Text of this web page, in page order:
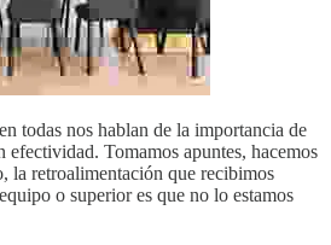
todas nos hablan de la importancia de
efectividad. Tomamos apuntes, hacemos
la retroalimentación que recibimos
o superior es que no lo estamos